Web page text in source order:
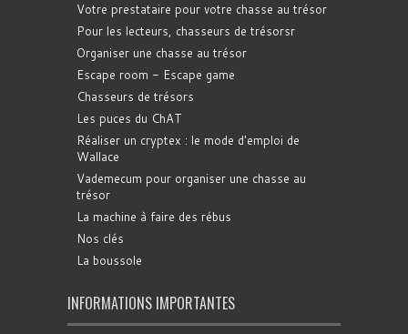
Votre prestataire pour votre chasse au trésor
Pour les lecteurs, chasseurs de trésorsr
Organiser une chasse au trésor
Escape room - Escape game
Chasseurs de trésors
Les puces du ChAT
Réaliser un cryptex : le mode d'emploi de
Wallace
Vademecum pour organiser une chasse au
trésor
La machine à faire des rébus
Nos clés
La boussole
INFORMATIONS IMPORTANTES